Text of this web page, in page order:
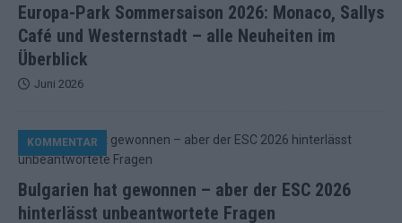
Europa-Park Sommersaison 2026: Monaco, Sallys
Café und Westernstadt – alle Neuheiten im
Überblick
Juni 2026
Bulgarien hat gewonnen – aber der ESC 2026
hinterlässt unbeantwortete Fragen
KOMMENTAR